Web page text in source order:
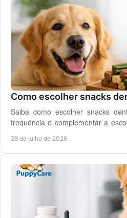
Como escolher snacks
Saiba como escolher snacks
frequência e complementar a
28 de julho de 2026